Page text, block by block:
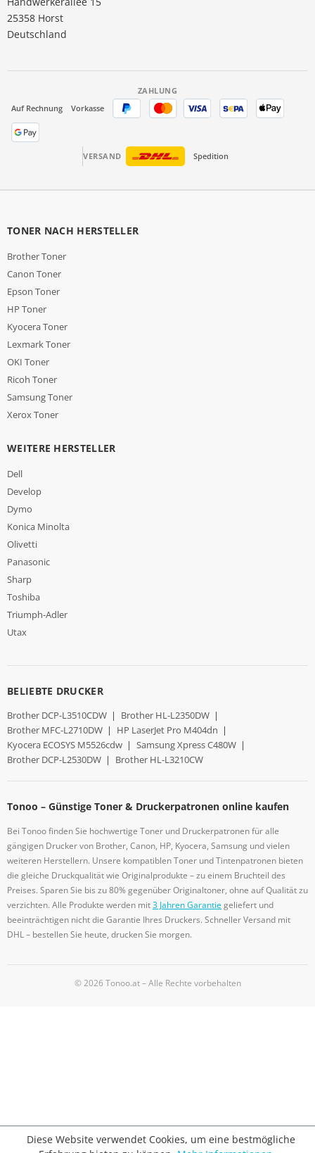
25358 Horst
Deutschland
ZAHLUNG
Auf Rechnung
Vorkasse
VERSAND Spedition
TONER NACH HERSTELLER
Brother Toner
Canon Toner
Epson Toner
HP Toner
Kyocera Toner
Lexmark Toner
OKI Toner
Ricoh Toner
Samsung Toner
Xerox Toner
WEITERE HERSTELLER
Dell
Develop
Dymo
Konica Minolta
Olivetti
Panasonic
Sharp
Toshiba
Triumph-Adler
Utax
BELIEBTE DRUCKER
Brother DCP-L3510CDW | Brother HL-L2350DW |
Brother MFC-L2710DW | HP LaserJet Pro M404dn |
Kyocera ECOSYS M5526cdw | Samsung Xpress C480W |
Brother DCP-L2530DW | Brother HL-L3210CW
Tonoo – Günstige Toner & Druckerpatronen online kaufen
Bei Tonoo finden Sie hochwertige Toner und Druckerpatronen für alle
gängigen Drucker von Brother, Canon, HP, Kyocera, Samsung und vielen
weiteren Herstellern. Unsere kompatiblen Toner und Tintenpatronen bieten
die gleiche Druckqualität wie Originalprodukte – zu einem Bruchteil des
Preises. Sparen Sie bis zu 80% gegenüber Originaltoner, ohne auf Qualität zu
verzichten. Alle Produkte werden mit3 Jahren Garantiegeliefert und
beeinträchtigen nicht die Garantie Ihres Druckers. Schneller Versand mit
DHL – bestellen Sie heute, drucken Sie morgen.
© 2026 Tonoo.at – Alle Rechte vorbehalten
Diese Website verwendet Cookies, um eine bestmögliche